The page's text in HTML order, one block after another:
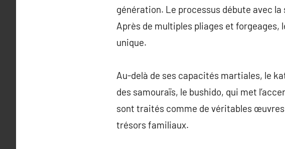
génération. Le processus débute avec
Après de multiples pliages et
unique.
Au-delà de ses capacités martiales, le
des samouraïs, le bushido, qui met
sont traités comme de véritables œuvres
trésors familiaux.